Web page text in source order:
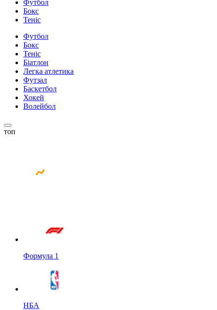
Футбол
Бокс
Теніс
Футбол
Бокс
Теніс
Біатлон
Легка атлетика
Футзал
Баскетбол
Хокей
Волейбол
топ
Формула 1
НБА